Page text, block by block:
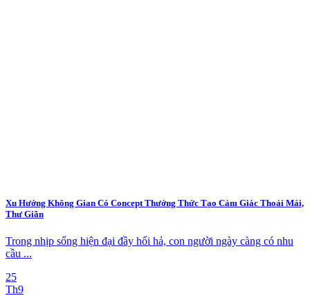
Xu Hướng Không Gian Có Concept Thưởng Thức Tạo Cảm Giác Thoải Mái,
Thư Giãn
Trong nhịp sống hiện đại đầy hối hả, con người ngày càng có nhu
cầu ...
25
Th9